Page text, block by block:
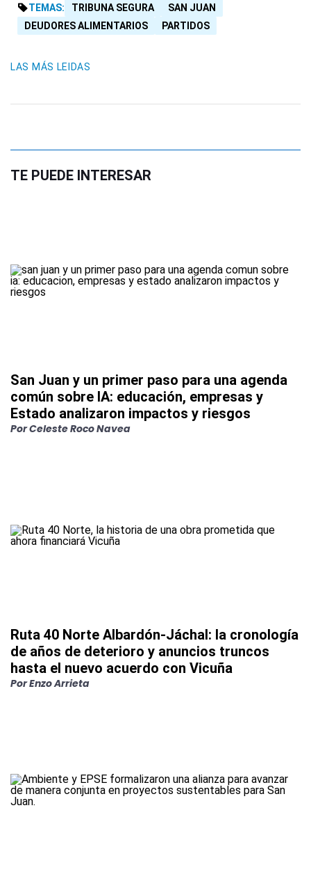
TEMAS: TRIBUNA SEGURA
SAN JUAN
DEUDORES ALIMENTARIOS
PARTIDOS
LAS MÁS LEIDAS
TE PUEDE INTERESAR
San Juan y un primer paso para una agenda
común sobre IA: educación, empresas y
Estado analizaron impactos y riesgos
PorCeleste Roco Navea
Ruta 40 Norte Albardón-Jáchal: la cronología
de años de deterioro y anuncios truncos
hasta el nuevo acuerdo con Vicuña
PorEnzo Arrieta